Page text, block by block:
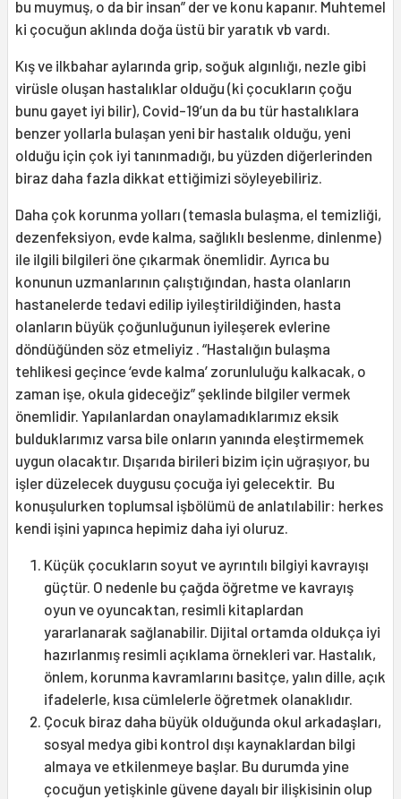
bu muymuş, o da bir insan” der ve konu kapanır. Muhtemel
ki çocuğun aklında doğa üstü bir yaratık vb vardı.
Kış ve ilkbahar aylarında grip, soğuk algınlığı, nezle gibi
virüsle oluşan hastalıklar olduğu (ki çocukların çoğu
bunu gayet iyi bilir), Covid-19’un da bu tür hastalıklara
benzer yollarla bulaşan yeni bir hastalık olduğu, yeni
olduğu için çok iyi tanınmadığı, bu yüzden diğerlerinden
biraz daha fazla dikkat ettiğimizi söyleyebiliriz.
Daha çok korunma yolları (temasla bulaşma, el temizliği,
dezenfeksiyon, evde kalma, sağlıklı beslenme, dinlenme)
ile ilgili bilgileri öne çıkarmak önemlidir. Ayrıca bu
konunun uzmanlarının çalıştığından, hasta olanların
hastanelerde tedavi edilip iyileştirildiğinden, hasta
olanların büyük çoğunluğunun iyileşerek evlerine
döndüğünden söz etmeliyiz . “Hastalığın bulaşma
tehlikesi geçince ‘evde kalma’ zorunluluğu kalkacak, o
zaman işe, okula gideceğiz” şeklinde bilgiler vermek
önemlidir. Yapılanlardan onaylamadıklarımız eksik
bulduklarımız varsa bile onların yanında eleştirmemek
uygun olacaktır. Dışarıda birileri bizim için uğraşıyor, bu
işler düzelecek duygusu çocuğa iyi gelecektir. Bu
konuşulurken toplumsal işbölümü de anlatılabilir: herkes
kendi işini yapınca hepimiz daha iyi oluruz.
Küçük çocukların soyut ve ayrıntılı bilgiyi kavrayışı
güçtür. O nedenle bu çağda öğretme ve kavrayış
oyun ve oyuncaktan, resimli kitaplardan
yararlanarak sağlanabilir. Dijital ortamda oldukça iyi
hazırlanmış resimli açıklama örnekleri var. Hastalık,
önlem, korunma kavramlarını basitçe, yalın dille, açık
ifadelerle, kısa cümlelerle öğretmek olanaklıdır.
Çocuk biraz daha büyük olduğunda okul arkadaşları,
sosyal medya gibi kontrol dışı kaynaklardan bilgi
almaya ve etkilenmeye başlar. Bu durumda yine
çocuğun yetişkinle güvene dayalı bir ilişkisinin olup